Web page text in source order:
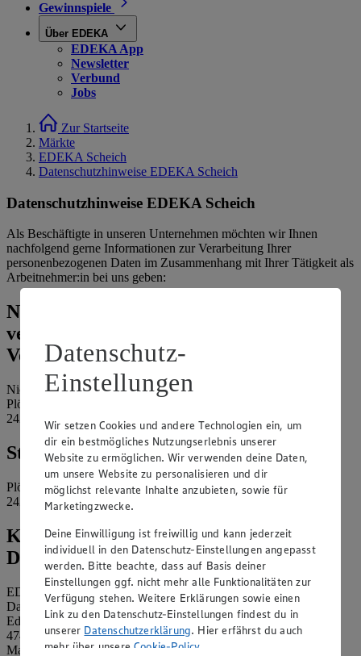
Gewinnspiele
Über EDEKA
EDEKA App
Newsletter
Verbund
Jobs
Zur Startseite
Märkte
EDEKA Scheich
Datenschutzhinweise EDEKA Scheich
Datenschutzhinweise EDEKA Scheich
Als Beschäftigte in unseren Unternehmen möchten wir Ihnen
nachfolgend gerne Informationen zur Verarbeitung Ihrer
personenbezogenen Daten im Zusammenhang mit Ihrer Tätigkeit als
Arbeitnehmer:in bei uns geben:
Name und Kontaktdaten der
verantwortlichen Stelle und ggf. deren
Vertretung:
Nicole Scheich
Plöner Landstraße 18
24211 Schellhorn
Standort des Marktes:
Plöner Landstraße 18
24211 Schellhorn
Kontaktdaten des betrieblichen
Datenschutzbeauftragten:
EDEKA Nordwest Stiftung & Co. KG
Datenschutzbeauftragter
Edekaplatz 1
47445 Moers
Mail:
nw_datenschutz@edeka.de
Datenschutz-
Einstellungen
Wir setzen Cookies und andere Technologien ein, um
dir ein bestmögliches Nutzungserlebnis unserer
Website zu ermöglichen. Wir verwenden deine Daten,
um unsere Website zu personalisieren und dir
möglichst relevante Inhalte anzubieten, sowie für
Marketingzwecke.
Deine Einwilligung ist freiwillig und kann jederzeit
individuell in den Datenschutz-Einstellungen angepasst
werden. Bitte beachte, dass auf Basis deiner
Einstellungen ggf. nicht mehr alle Funktionalitäten zur
Verfügung stehen. Weitere Erklärungen sowie einen
Link zu den Datenschutz-Einstellungen findest du in
unserer Datenschutzerklärung. Hier erfährst du auch
mehr über unsereCookie-Policy.